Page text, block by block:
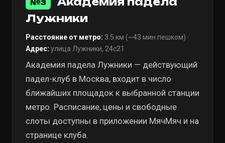
№3
Лужники
Расстояние от метро: 3.5 км (~43 мин пешком) ·
Адрес: улица Лужники, 24с21
Академия падела Лужники — действующий
падел-клуб в Москва, входит в число
ближайших площадок к выбранной станции
метро. Расписание, цены и свободные
слоты доступны в приложении МячМяч и на
странице клуба.